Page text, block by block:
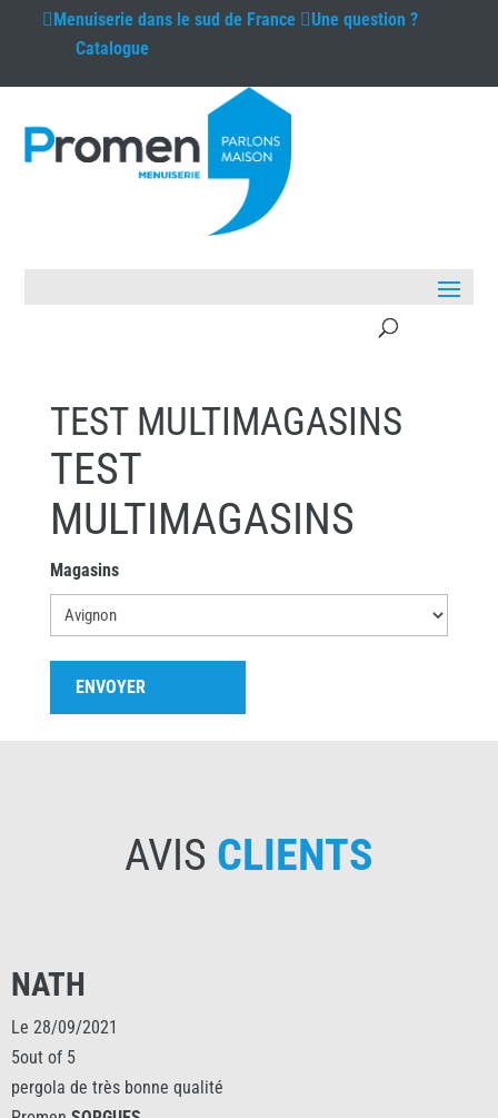
Menuiseriedans le sud de France
Une question ?
Catalogue
TEST MULTIMAGASINS
TEST
MULTIMAGASINS
Magasins
AVIS CLIENTS
NATH
Le 28/09/2021
5out of 5
pergola de très bonne qualité